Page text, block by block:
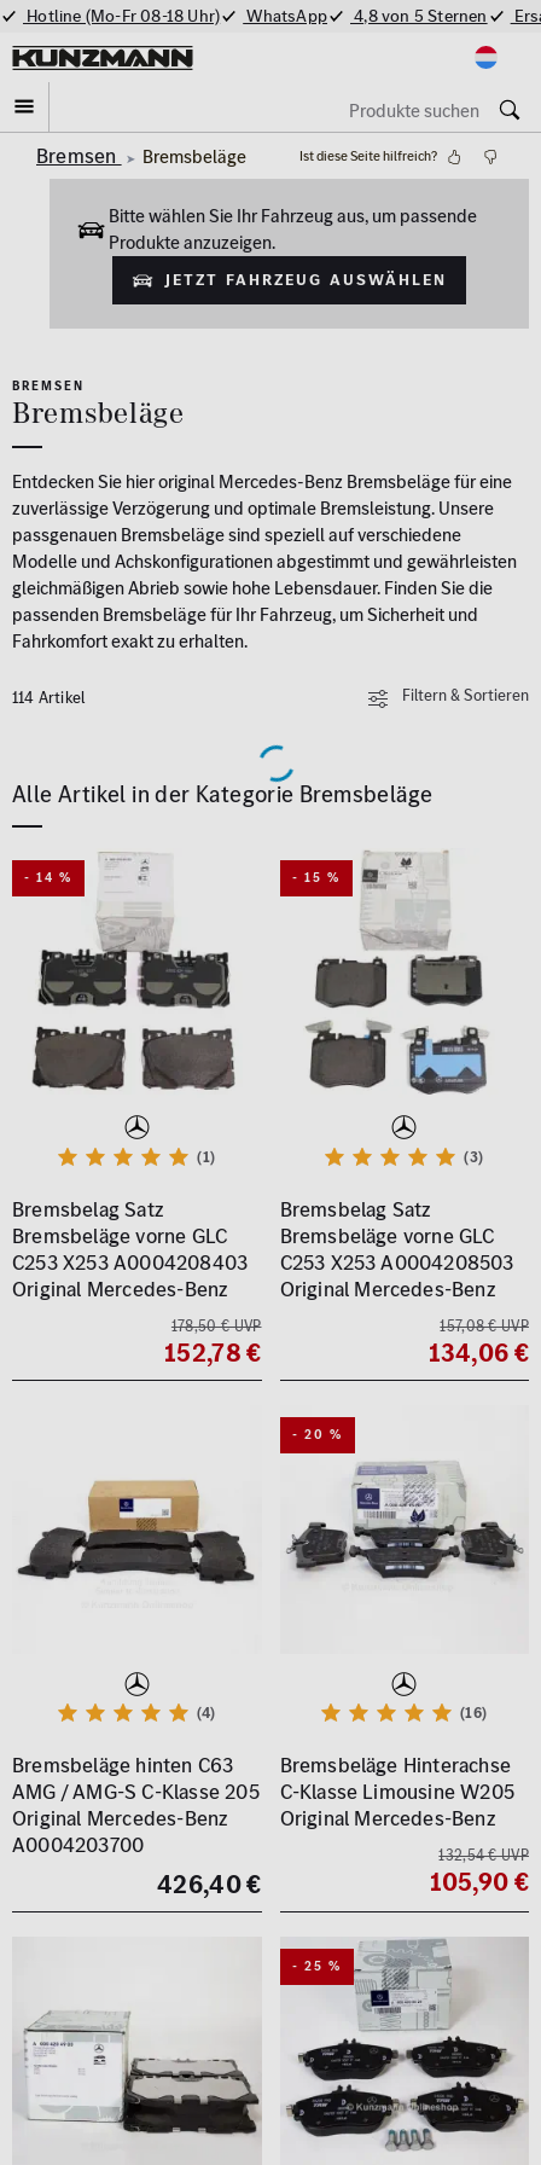
Hotline (Mo-Fr 08-18 Uhr) WhatsApp 4,8 von 5 Sternen
Bremsen Bremsbeläge Ist diese Seite hilfreich?
Bitte wählen Sie Ihr Fahrzeug aus, um passende
Produkte anzuzeigen.
Jetzt Fahrzeug auswählen
BREMSEN
Bremsbeläge
114 Artikel Filtern & Sortieren
Entdecken Sie hier original Mercedes-Benz Bremsbeläge für eine
zuverlässige Verzögerung und optimale Bremsleistung. Unsere
passgenauen Bremsbeläge sind speziell auf verschiedene
Modelle und Achskonfigurationen abgestimmt und gewährleisten
gleichmäßigen Abrieb sowie hohe Lebensdauer. Finden Sie die
passenden Bremsbeläge für Ihr Fahrzeug, um Sicherheit und
Fahrkomfort exakt zu erhalten.
Alle Artikel in der Kategorie Bremsbeläge
- 14 %
(1)
Bremsbelag Satz
Bremsbeläge vorne GLC
C253 X253 A0004208403
Original Mercedes-Benz
178,50 € UVP
152,78 €
- 15 %
(3)
Bremsbelag Satz
Bremsbeläge vorne GLC
C253 X253 A0004208503
Original Mercedes-Benz
157,08 € UVP
134,06 €
(4)
Bremsbeläge hinten C63
AMG / AMG-S C-Klasse 205
Original Mercedes-Benz
A0004203700
426,40 €
- 20 %
(16)
Bremsbeläge Hinterachse
C-Klasse Limousine W205
Original Mercedes-Benz
132,54 € UVP
105,90 €
- 25 %